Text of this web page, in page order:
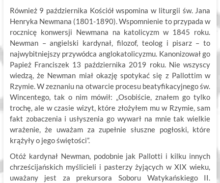
Również 9 października Kościół wspomina w liturgii św. Jana
Henryka Newmana (1801-1890). Wspomnienie to przypada w
rocznicę konwersji Newmana na katolicyzm w 1845 roku.
Newman – angielski kardynał, filozof, teolog i pisarz – to
najwybitniejszy przywódca anglokatolicyzmu. Kanonizował go
Papież Franciszek 13 października 2019 roku. Nie wszyscy
wiedzą, że Newman miał okazję spotykać się z Pallottim w
Rzymie. W zeznaniu na otwarcie procesu beatyfikacyjnego św.
Wincentego, tak o nim mówił: „Osobiście, znałem go tylko
trochę, ale w czasie wizyt, które złożyłem mu w Rzymie, sam
fakt zobaczenia i usłyszenia go wywarł na mnie tak wielkie
wrażenie, że uważam za zupełnie słuszne pogłoski, które
krążyły o jego świętości”.
Otóż kardynał Newman, podobnie jak Pallotti i kilku innych
chrześcijańskich myślicieli i pasterzy żyjących w XIX wieku,
uważany jest za prekursora Soboru Watykańskiego II.